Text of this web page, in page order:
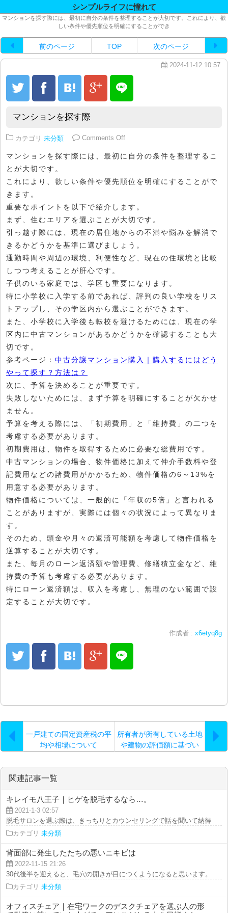
シンプルライフに憧れて
マンションを探す際には、最初に自分の条件を整理することが大切です。これにより、欲
しい条件や優先順位を明確にすることができ
前のページ TOP 次のページ
2024-11-12 10:57
マンションを探す際
カテゴリ 未分類 Comments Offon マンションを探す際
マンションを探す際には、最初に自分の条件を整理するこ
とが大切です。
これにより、欲しい条件や優先順位を明確にすることがで
きます。
重要なポイントを以下で紹介します。
まず、住むエリアを選ぶことが大切です。
引っ越す際には、現在の居住地からの不満や悩みを解消で
きるかどうかを基準に選びましょう。
通勤時間や周辺の環境、利便性など、現在の住環境と比較
しつつ考えることが肝心です。
子供のいる家庭では、学区も重要になります。
特に小学校に入学する前であれば、評判の良い学校をリス
トアップし、その学区内から選ぶことができます。
また、小学校に入学後も転校を避けるためには、現在の学
区内に中古マンションがあるかどうかを確認することも大
切です。
参考ページ： 中古分譲マンション購入｜購入するにはどう
やって探す？方法は？
次に、予算を決めることが重要です。
失敗しないためには、まず予算を明確にすることが欠かせ
ません。
予算を考える際には、「初期費用」と「維持費」の二つを
考慮する必要があります。
初期費用は、物件を取得するために必要な総費用です。
中古マンションの場合、物件価格に加えて仲介手数料や登
記費用などの諸費用がかかるため、物件価格の6～13%を
用意する必要があります。
物件価格については、一般的に「年収の5倍」と言われる
ことがありますが、実際には個々の状況によって異なりま
す。
そのため、頭金や月々の返済可能額を考慮して物件価格を
逆算することが大切です。
また、毎月のローン返済額や管理費、修繕積立金など、維
持費の予算も考慮する必要があります。
特にローン返済額は、収入を考慮し、無理のない範囲で設
定することが大切です。
作成者 : x6etyq8g
一戸建ての固定資産税の平
均や相場について
所有者が所有している土地
や建物の評価額に基づい
なければならない税金
関連記事一覧
キレイモ八王子｜ヒゲを脱毛するなら…。
2021-1-3 02:57
脱毛サロンを選ぶ際は、きっちりとカウンセリングで話を聞いて納得して
カテゴリ 未分類
背面部に発生したたちの悪いニキビは
2022-11-15 21:26
30代後半を迎えると、毛穴の開きが目につくようになると思います。市販
カテゴリ 未分類
オフィスチェア｜在宅ワークのデスクチェアを選ぶ人の形